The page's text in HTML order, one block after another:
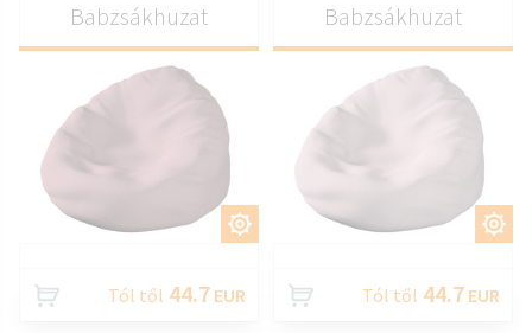
TESTRESZAB
Babzsákhuzat
Tól től 44.7 EUR
TESTRESZAB
Babzsákhuzat
Tól től 44.7 EUR